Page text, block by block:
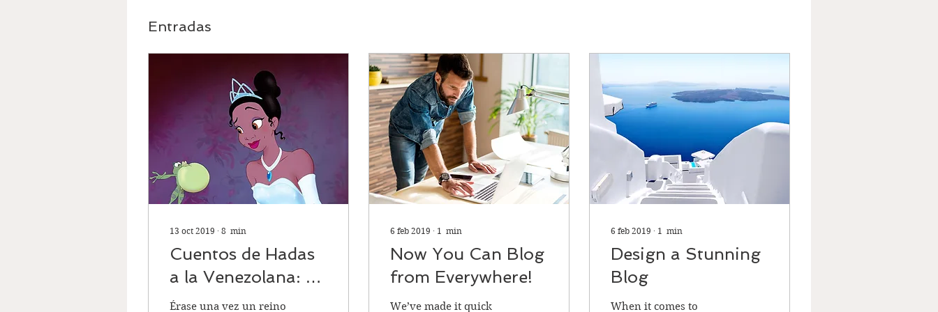
Entradas
13 oct 2019 ∙ 8 min
Cuentos de Hadas
a la Venezolana: La
Princesa y el
Érase una vez un reino
6 feb 2019 ∙ 1 min
Now You Can Blog
from Everywhere!
We’ve made it quick
6 feb 2019 ∙ 1 min
Design a Stunning
Blog
When it comes to